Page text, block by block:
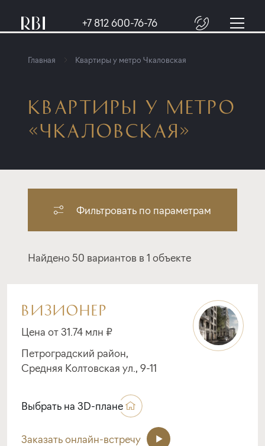
+7 812 600-76-76
Главная Квартиры у метро Чкаловская
КВАРТИРЫ У МЕТРО
«ЧКАЛОВСКАЯ»
Фильтровать по параметрам
Найдено 50 вариантов в 1 объекте
ВИЗИОНЕР
Цена от 31.74 млн ₽
Петроградский район,
Средняя Колтовская ул., 9-11
Выбрать на 3D-плане
Заказать онлайн-встречу